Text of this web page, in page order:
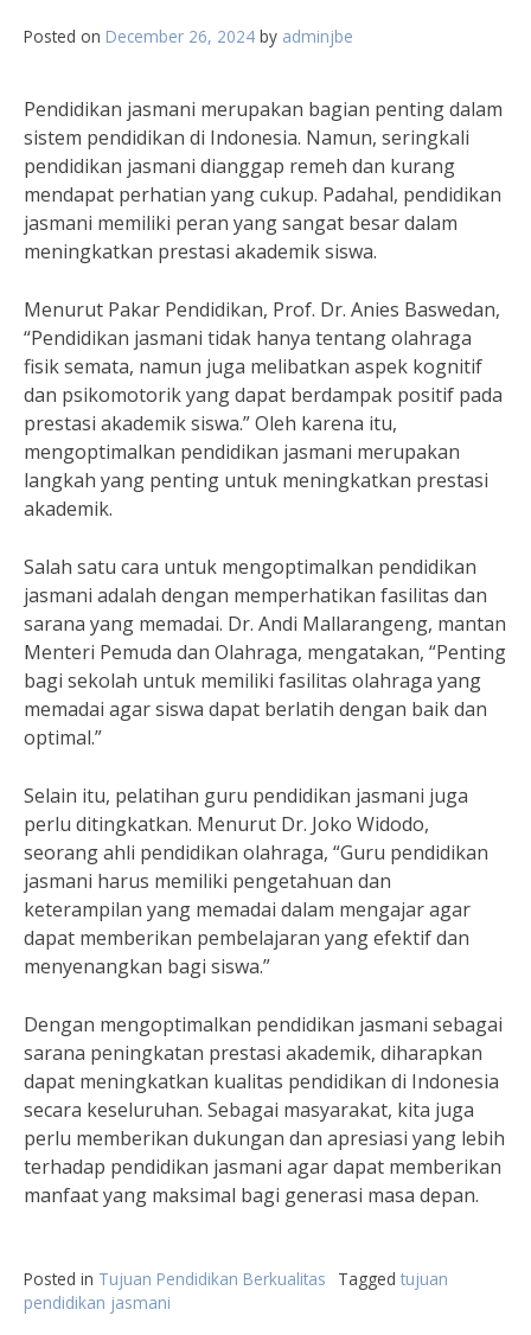
Posted on December 26, 2024 by adminjbe
Pendidikan jasmani merupakan bagian penting dalam
sistem pendidikan di Indonesia. Namun, seringkali
pendidikan jasmani dianggap remeh dan kurang
mendapat perhatian yang cukup. Padahal, pendidikan
jasmani memiliki peran yang sangat besar dalam
meningkatkan prestasi akademik siswa.
Menurut Pakar Pendidikan, Prof. Dr. Anies Baswedan,
“Pendidikan jasmani tidak hanya tentang olahraga
fisik semata, namun juga melibatkan aspek kognitif
dan psikomotorik yang dapat berdampak positif pada
prestasi akademik siswa.” Oleh karena itu,
mengoptimalkan pendidikan jasmani merupakan
langkah yang penting untuk meningkatkan prestasi
akademik.
Salah satu cara untuk mengoptimalkan pendidikan
jasmani adalah dengan memperhatikan fasilitas dan
sarana yang memadai. Dr. Andi Mallarangeng, mantan
Menteri Pemuda dan Olahraga, mengatakan, “Penting
bagi sekolah untuk memiliki fasilitas olahraga yang
memadai agar siswa dapat berlatih dengan baik dan
optimal.”
Selain itu, pelatihan guru pendidikan jasmani juga
perlu ditingkatkan. Menurut Dr. Joko Widodo,
seorang ahli pendidikan olahraga, “Guru pendidikan
jasmani harus memiliki pengetahuan dan
keterampilan yang memadai dalam mengajar agar
dapat memberikan pembelajaran yang efektif dan
menyenangkan bagi siswa.”
Dengan mengoptimalkan pendidikan jasmani sebagai
sarana peningkatan prestasi akademik, diharapkan
dapat meningkatkan kualitas pendidikan di Indonesia
secara keseluruhan. Sebagai masyarakat, kita juga
perlu memberikan dukungan dan apresiasi yang lebih
terhadap pendidikan jasmani agar dapat memberikan
manfaat yang maksimal bagi generasi masa depan.
Posted in Tujuan Pendidikan Berkualitas Tagged tujuan
pendidikan jasmani